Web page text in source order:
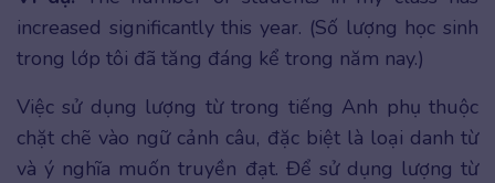
increased significantly this year. (Số lượng học sinh
trong lớp tôi đã tăng đáng kể trong năm nay.)
Việc sử dụng lượng từ trong tiếng Anh phụ thuộc
chặt chẽ vào ngữ cảnh câu, đặc biệt là loại danh từ
và ý nghĩa muốn truyền đạt. Để sử dụng lượng từ